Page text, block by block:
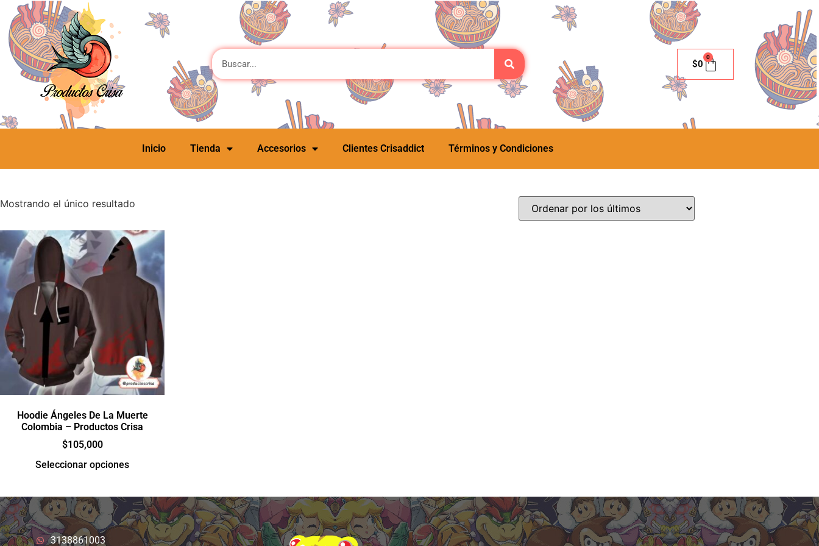
$0
0
Inicio Tienda Accesorios Clientes Crisaddict Términos y Condiciones
Mostrando el único resultado
Hoodie Ángeles De La Muerte
Colombia – Productos Crisa
$105,000
Seleccionar opciones
3138861003